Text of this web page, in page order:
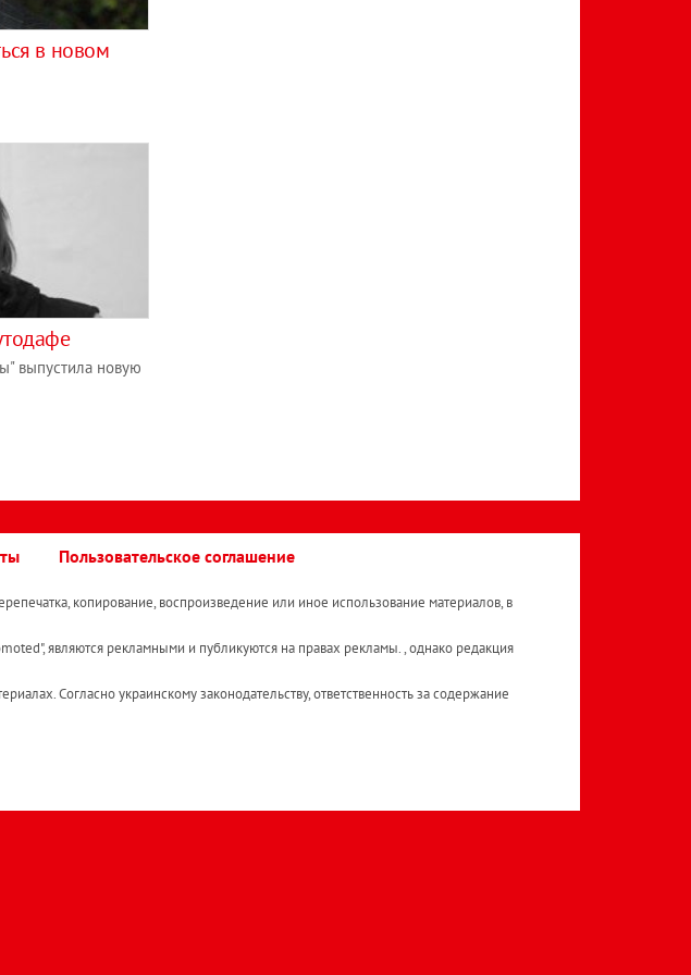
в новом
выпустила новую
Пользовательское соглашение
копирование, воспроизведение или иное использование материалов, в
являются рекламными и публикуются на правах рекламы. , однако редакция
Согласно украинскому законодательству, ответственность за содержание